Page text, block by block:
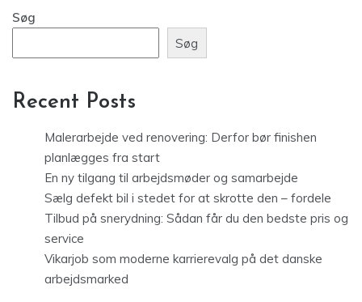
Søg
Søg
Recent Posts
Malerarbejde ved renovering: Derfor bør finishen
planlægges fra start
En ny tilgang til arbejdsmøder og samarbejde
Sælg defekt bil i stedet for at skrotte den – fordele
Tilbud på snerydning: Sådan får du den bedste pris og
service
Vikarjob som moderne karrierevalg på det danske
arbejdsmarked